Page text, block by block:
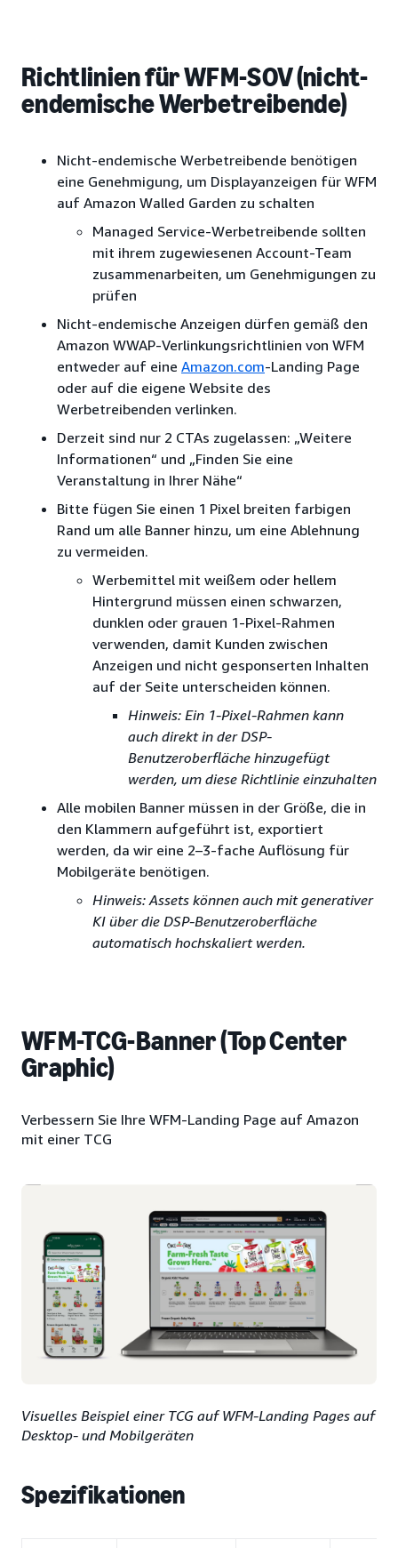
Richtlinien für WFM-SOV (nicht-
endemische Werbetreibende)
Nicht-endemische Werbetreibende benötigen
eine Genehmigung, um Displayanzeigen für WFM
auf Amazon Walled Garden zu schalten
Managed Service-Werbetreibende sollten
mit ihrem zugewiesenen Account-Team
zusammenarbeiten, um Genehmigungen zu
prüfen
Nicht-endemische Anzeigen dürfen gemäß den
Amazon WWAP-Verlinkungsrichtlinien von WFM
entweder auf eine Amazon.com-Landing Page
oder auf die eigene Website des
Werbetreibenden verlinken.
Derzeit sind nur 2 CTAs zugelassen: „Weitere
Informationen“ und „Finden Sie eine
Veranstaltung in Ihrer Nähe“
Bitte fügen Sie einen 1 Pixel breiten farbigen
Rand um alle Banner hinzu, um eine Ablehnung
zu vermeiden.
Werbemittel mit weißem oder hellem
Hintergrund müssen einen schwarzen,
dunklen oder grauen 1-Pixel-Rahmen
verwenden, damit Kunden zwischen
Anzeigen und nicht gesponserten Inhalten
auf der Seite unterscheiden können.
Hinweis: Ein 1-Pixel-Rahmen kann
auch direkt in der DSP-
Benutzeroberfläche hinzugefügt
werden, um diese Richtlinie einzuhalten
Alle mobilen Banner müssen in der Größe, die in
den Klammern aufgeführt ist, exportiert
werden, da wir eine 2–3-fache Auflösung für
Mobilgeräte benötigen.
Hinweis: Assets können auch mit generativer
KI über die DSP-Benutzeroberfläche
automatisch hochskaliert werden.
WFM-TCG-Banner (Top Center
Graphic)
Verbessern Sie Ihre WFM-Landing Page auf Amazon
mit einer TCG
Visuelles Beispiel einer TCG auf WFM-Landing Pages auf
Desktop- und Mobilgeräten
Spezifikationen